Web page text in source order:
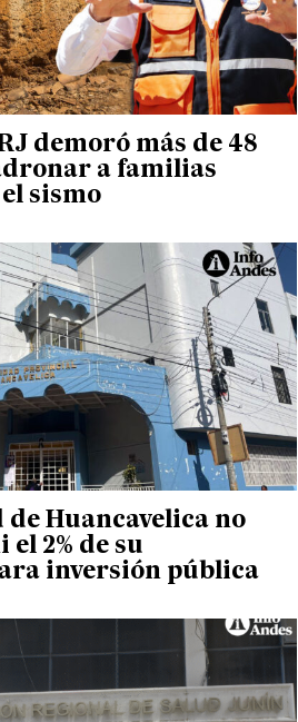
demoró más de 48
a familias
sismo
Huancavelica no
2% de su
inversión pública